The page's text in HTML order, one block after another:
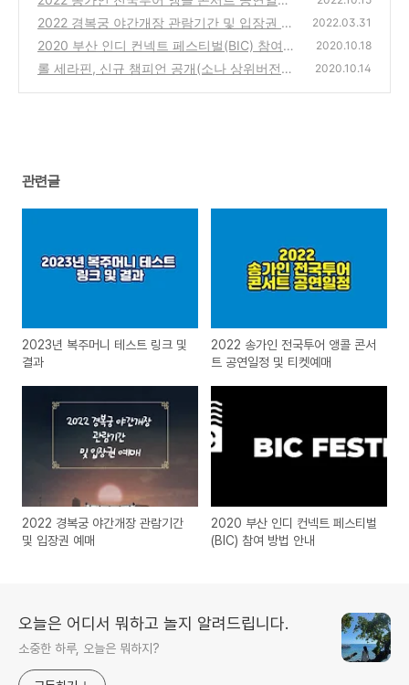
및 티켓예매
(0)
2022 경복궁 야간개장 관람기간 및 입장권 예
매
(0)
2022.03.31
2020 부산 인디 컨넥트 페스티벌(BIC) 참여
방법 안내
(0)
2020.10.18
롤 세라핀, 신규 챔피언 공개(소나 상위버전인
2020.10.14
관련글
2023년 복주머니 테스트 링크 및
결과
2022 송가인 전국투어 앵콜 콘서
트 공연일정 및 티켓예매
2022 경복궁 야간개장 관람기간
및 입장권 예매
2020 부산 인디 컨넥트 페스티벌
(BIC) 참여 방법 안내
오늘은 어디서 뭐하고 놀지 알려드립니다.
소중한 하루, 오늘은 뭐하지?